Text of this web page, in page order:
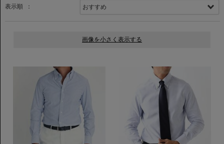
表示順 ：